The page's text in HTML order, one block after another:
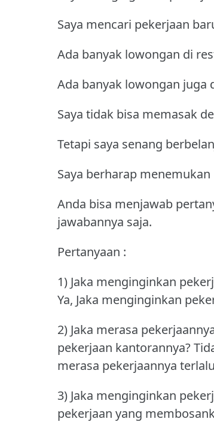
Saya mencari pekerjaan
Ada banyak lowongan di
Ada banyak lowongan juga
Saya tidak bisa memasak
Tetapi saya senang
Saya berharap
Anda bisa menjawab
jawabannya saja.
Pertanyaan :
1) Jaka menginginkan
Ya, Jaka menginginkan
2) Jaka merasa
pekerjaan kantorannya?
merasa pekerjaannya
3) Jaka menginginkan
pekerjaan yang